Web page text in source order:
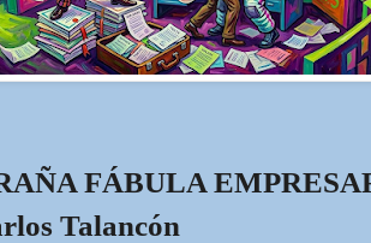
FÁBULA
Talancón